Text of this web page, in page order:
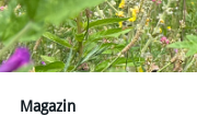
Magazin